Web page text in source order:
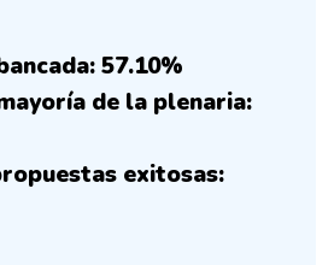
57.10%
de la plenaria:
exitosas: